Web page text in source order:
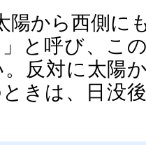
陽から西側に
」と呼び、こ
反対に太陽
きは、日没